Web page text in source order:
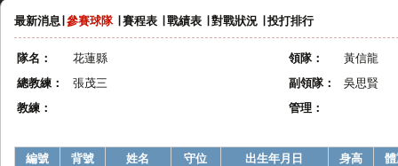
最新消息 參賽球隊∣ 賽程表 戰績表 對戰狀況 投打排行
隊名： 花蓮縣 領隊：
黃信龍
總教練：
張茂三 副領隊：
吳思賢
教練：
管理：
編號 背號 姓名 守位 出生年月日 身高